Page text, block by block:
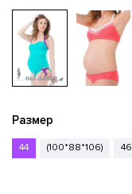
Размер
44 (100*88*106) 46